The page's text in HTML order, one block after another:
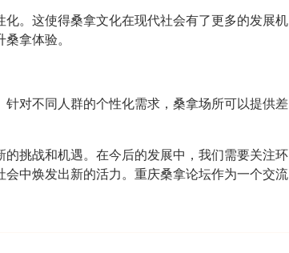
。这使得桑拿文化在现代社会有了更多的发展机
拿体验。
对不同人群的个性化需求，桑拿场所可以提供差
挑战和机遇。在今后的发展中，我们需要关注环
中焕发出新的活力。重庆桑拿论坛作为一个交流